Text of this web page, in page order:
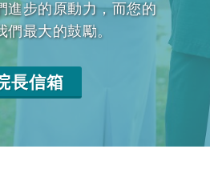
進步的原動力，而您的
們最大的鼓勵。
長信箱